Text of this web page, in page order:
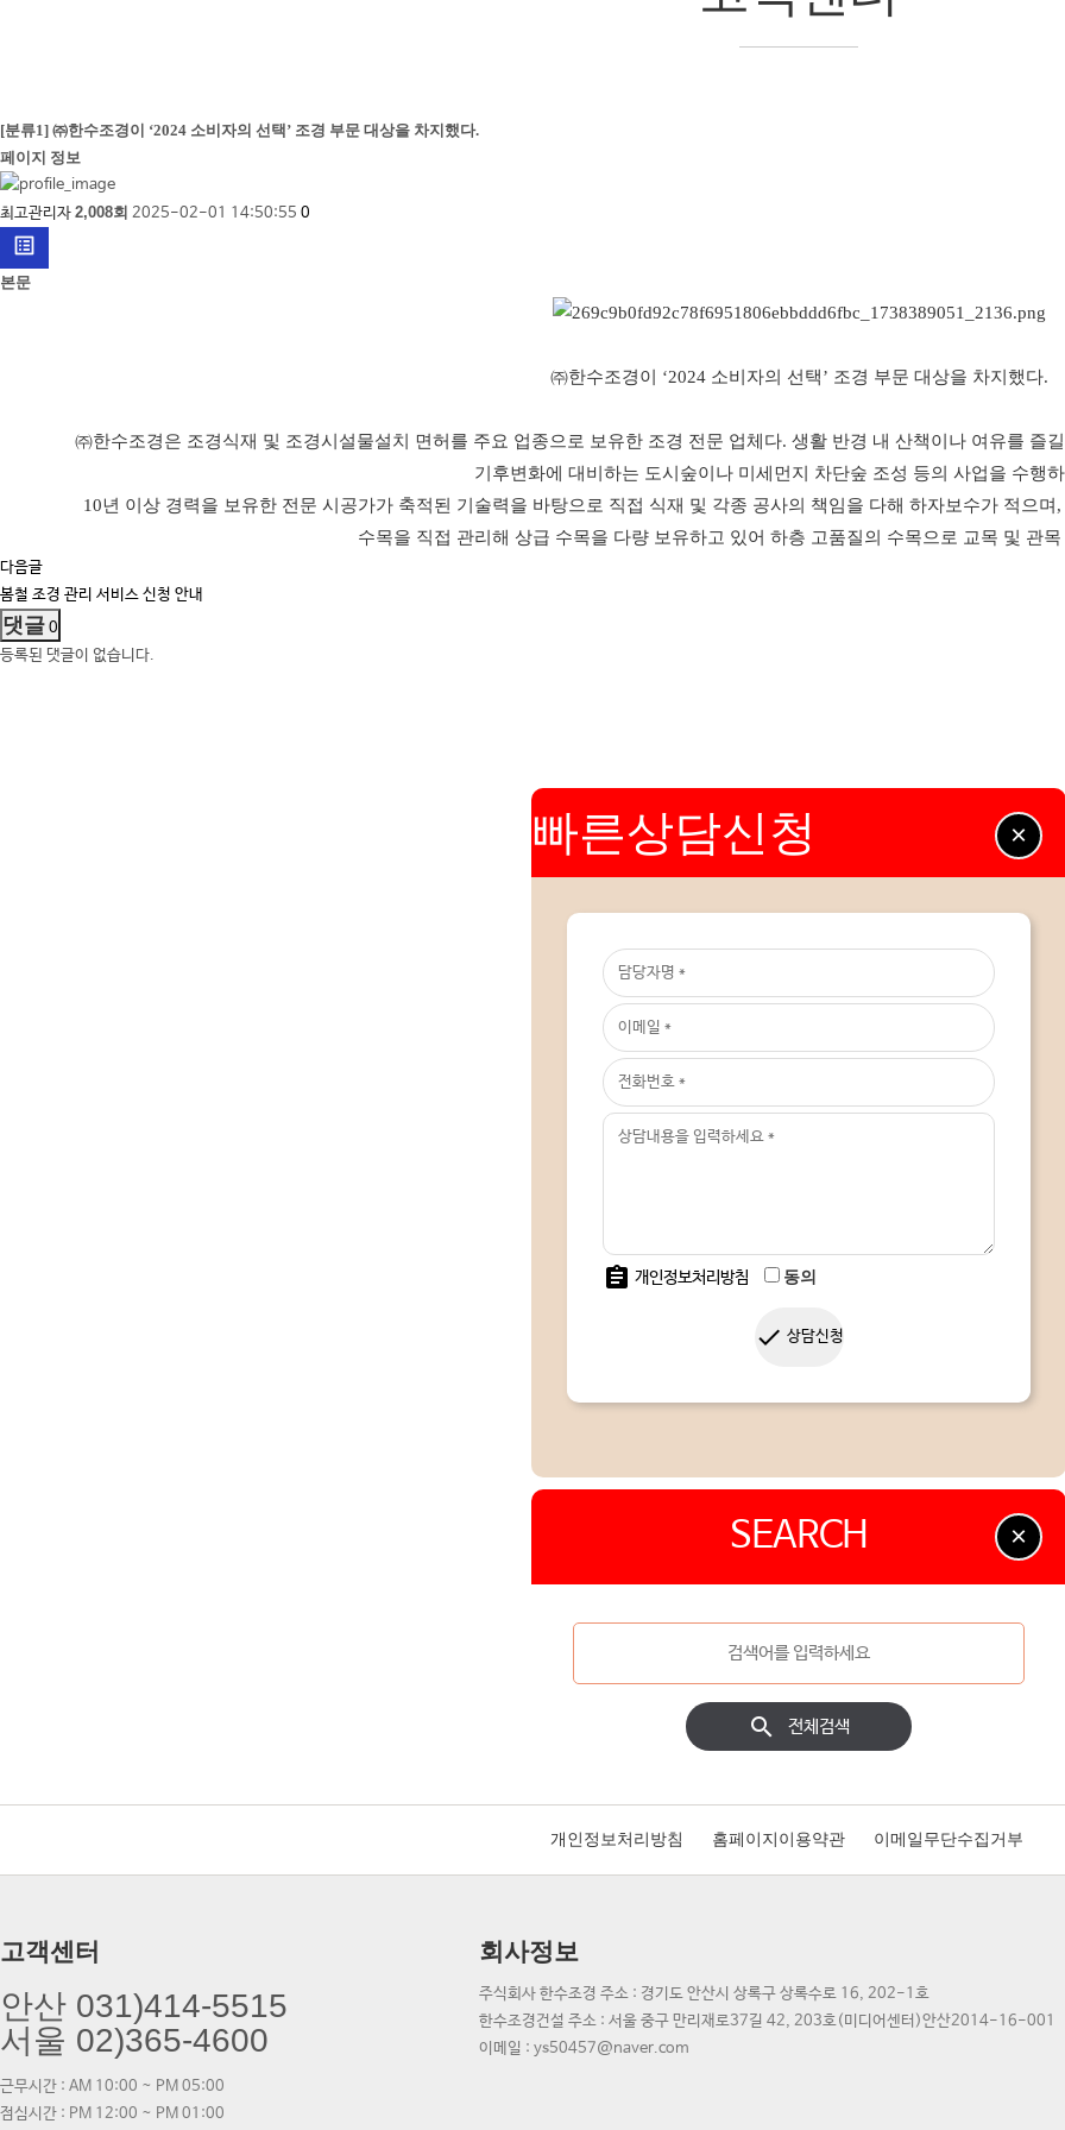
[분류1] ㈜한수조경이 ‘2024 소비자의 선택’ 조경 부문 대상을 차지했다.
페이지 정보
최고관리자 2,008회 2025-02-01 14:50:55 0
list_alt
본문
㈜한수조경이 ‘2024 소비자의 선택’ 조경 부문 대상을 차지했다.
㈜한수조경은 조경식재 및 조경시설물설치 면허를 주요 업종으로 보유한 조경 전문 업체다. 생활 반경 내 산책이나 여유를 즐
기후변화에 대비하는 도시숲이나 미세먼지 차단숲 조성 등의 사업을 수행
10년 이상 경력을 보유한 전문 시공가가 축적된 기술력을 바탕으로 직접 식재 및 각종 공사의 책임을 다해 하자보수가 적으
수목을 직접 관리해 상급 수목을 다량 보유하고 있어 하층 고품질의 수목으로 교목 및 관
다음글
봄철 조경 관리 서비스 신청 안내
댓글 0
등록된 댓글이 없습니다.
빠른상담신청
assignment 개인정보처리방침 동의
done 상담신청
SEARCH
search 전체검색
개인정보처리방침 홈페이지이용약관 이메일무단수집거부
고객센터
안산 031)414-5515
서울 02)365-4600
근무시간 : AM 10:00 ~ PM 05:00
점심시간 : PM 12:00 ~ PM 01:00
회사정보
주식회사 한수조경 주소 : 경기도 안산시 상록구 상록수로 16, 202-1호
한수조경건설 주소 : 서울 중구 만리재로37길 42, 203호(미디어센터)안산2014-16-001
이메일 : ys50457@naver.com